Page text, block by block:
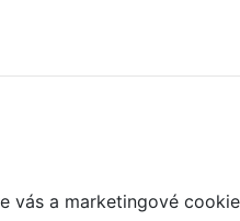
a marketingové